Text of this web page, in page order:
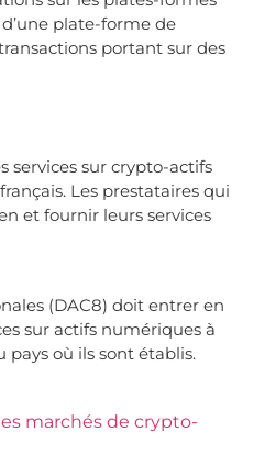
plate-forme de
portant sur des
services sur crypto-actifs
Les prestataires qui
et fournir leurs services
(DAC8) doit entrer en
sur actifs numériques à
pays où ils sont établis.
marchés de crypto-